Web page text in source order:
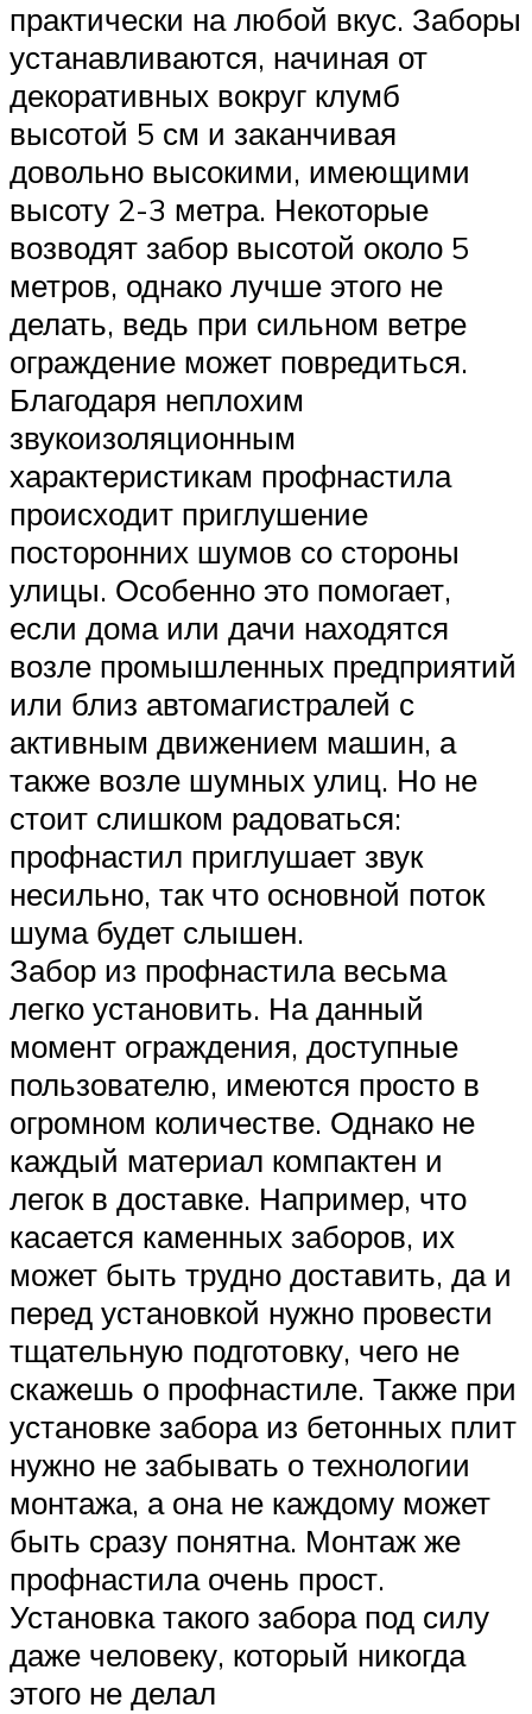
практически на любой вкус. Заборы
устанавливаются, начиная от
декоративных вокруг клумб
высотой 5 см и заканчивая
довольно высокими, имеющими
высоту 2-3 метра. Некоторые
возводят забор высотой около 5
метров, однако лучше этого не
делать, ведь при сильном ветре
ограждение может повредиться.
Благодаря неплохим
звукоизоляционным
характеристикам профнастила
происходит приглушение
посторонних шумов со стороны
улицы. Особенно это помогает,
если дома или дачи находятся
возле промышленных предприятий
или близ автомагистралей с
активным движением машин, а
также возле шумных улиц. Но не
стоит слишком радоваться:
профнастил приглушает звук
несильно, так что основной поток
шума будет слышен.
Забор из профнастила весьма
легко установить. На данный
момент ограждения, доступные
пользователю, имеются просто в
огромном количестве. Однако не
каждый материал компактен и
легок в доставке. Например, что
касается каменных заборов, их
может быть трудно доставить, да и
перед установкой нужно провести
тщательную подготовку, чего не
скажешь о профнастиле. Также при
установке забора из бетонных плит
нужно не забывать о технологии
монтажа, а она не каждому может
быть сразу понятна. Монтаж же
профнастила очень прост.
Установка такого забора под силу
даже человеку, который никогда
этого не делал